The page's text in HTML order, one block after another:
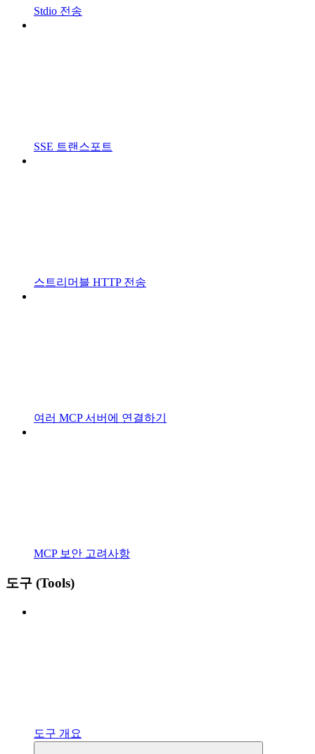
Stdio 전송
SSE 트랜스포트
스트리머블 HTTP 전송
여러 MCP 서버에 연결하기
MCP 보안 고려사항
도구 (Tools)
도구 개요